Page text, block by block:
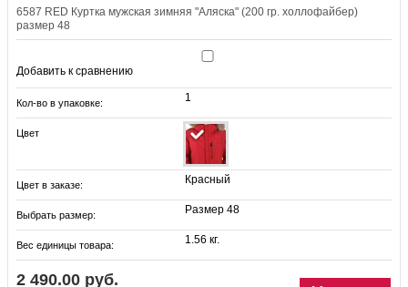
6587 RED Куртка мужская зимняя "Аляска" (200 гр. холлофайбер)
размер 48
Добавить к сравнению
Кол-во в упаковке: 1
Цвет
Цвет в заказе: Красный
Выбрать размер: Размер 48
Вес единицы товара: 1.56 кг.
2 490.00 руб.